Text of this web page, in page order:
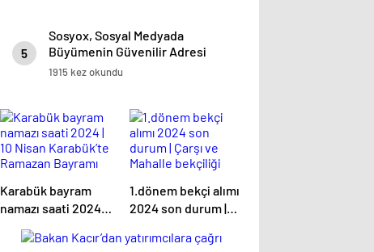
5
Sosyox, Sosyal Medyada
Büyümenin Güvenilir Adresi
Olarak Öne Çıkıyor
1915 kez okundu
Karabük bayram
namazı saati 2024 |
Ramazan Bayramı
1.dönem bekçi alımı
2024 son durum |
bekçiliği başvurusu